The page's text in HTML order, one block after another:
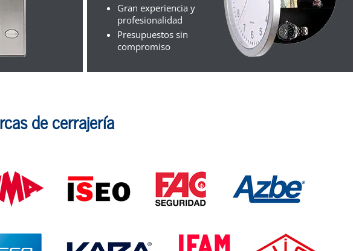
Gran experiencia y
profesionalidad
Presupuestos sin
compromiso
de cerrajería